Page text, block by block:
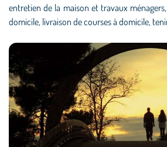
entretien de la maison et travaux
domicile, livraison de courses à domicile,